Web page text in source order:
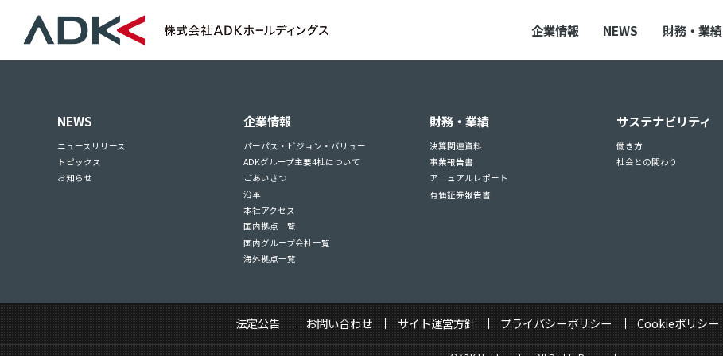
企業情報 NEWS 財務・業績
NEWS
ニュースリリース
トピックス
お知らせ
企業情報
パーパス・ビジョン・バリュー
ADKグループ主要4社について
ごあいさつ
沿革
本社アクセス
国内拠点一覧
国内グループ会社一覧
海外拠点一覧
財務・業績
決算関連資料
事業報告書
アニュアルレポート
有価証券報告書
サステナビリティ
働き方
社会との関わり
法定公告 お問い合わせ サイト運営方針 プライバシーポリシー Cookieポリシー